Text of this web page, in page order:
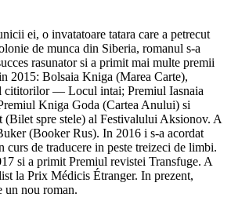
ei, o invatatoare tatara care a petrecut
de munca din Siberia, romanul s-a
rasunator si a primit mai multe premii
2015: Bolsaia Kniga (Marea Carte),
cititorilor — Locul intai; Premiul Iasnaia
Kniga Goda (Cartea Anului) si
spre stele) al Festivalului Aksionov. A
(Booker Rus). In 2016 i s-a acordat
curs de traducere in peste treizeci de limbi.
si a primit Premiul revistei Transfuge. A
la Prix Médicis Étranger. In prezent,
un nou roman.